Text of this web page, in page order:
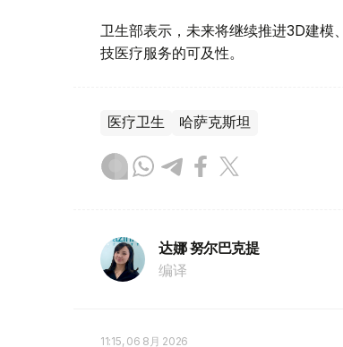
卫生部表示，未来将继续推进3D建模
技医疗服务的可及性。
医疗卫生 哈萨克斯坦
达娜 努尔巴克提
编译
11:15, 06 8月 2026